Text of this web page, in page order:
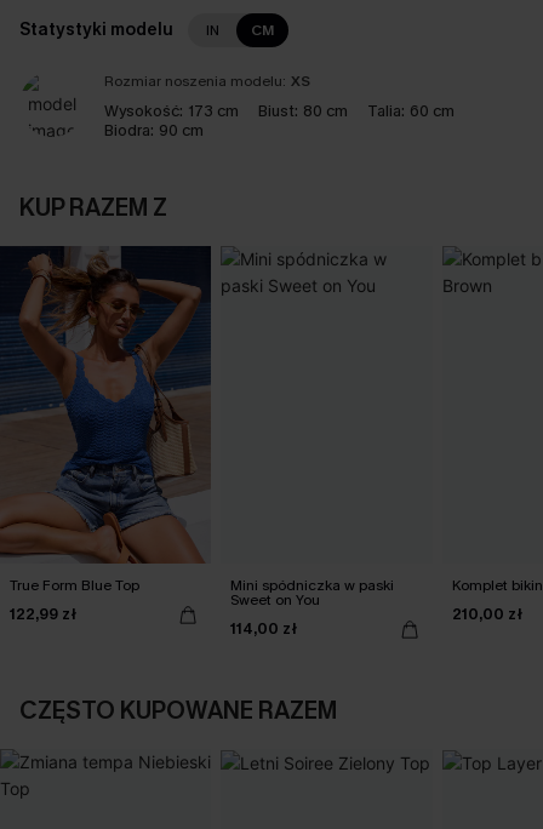
Statystyki modelu IN CM
Rozmiar noszenia modelu: XS
Wysokość: 173 cm Biust: 80 cm Talia: 60 cm
Biodra: 90 cm
KUP RAZEM Z
True Form Blue Top
122,99 zł
Mini spódniczka w paski
Sweet on You
114,00 zł
Komplet
210,00 zł
CZĘSTO KUPOWANE RAZEM